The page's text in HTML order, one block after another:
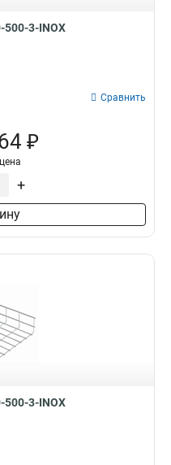
500-3-INOX
Сравнить
₽
+
500-3-INOX